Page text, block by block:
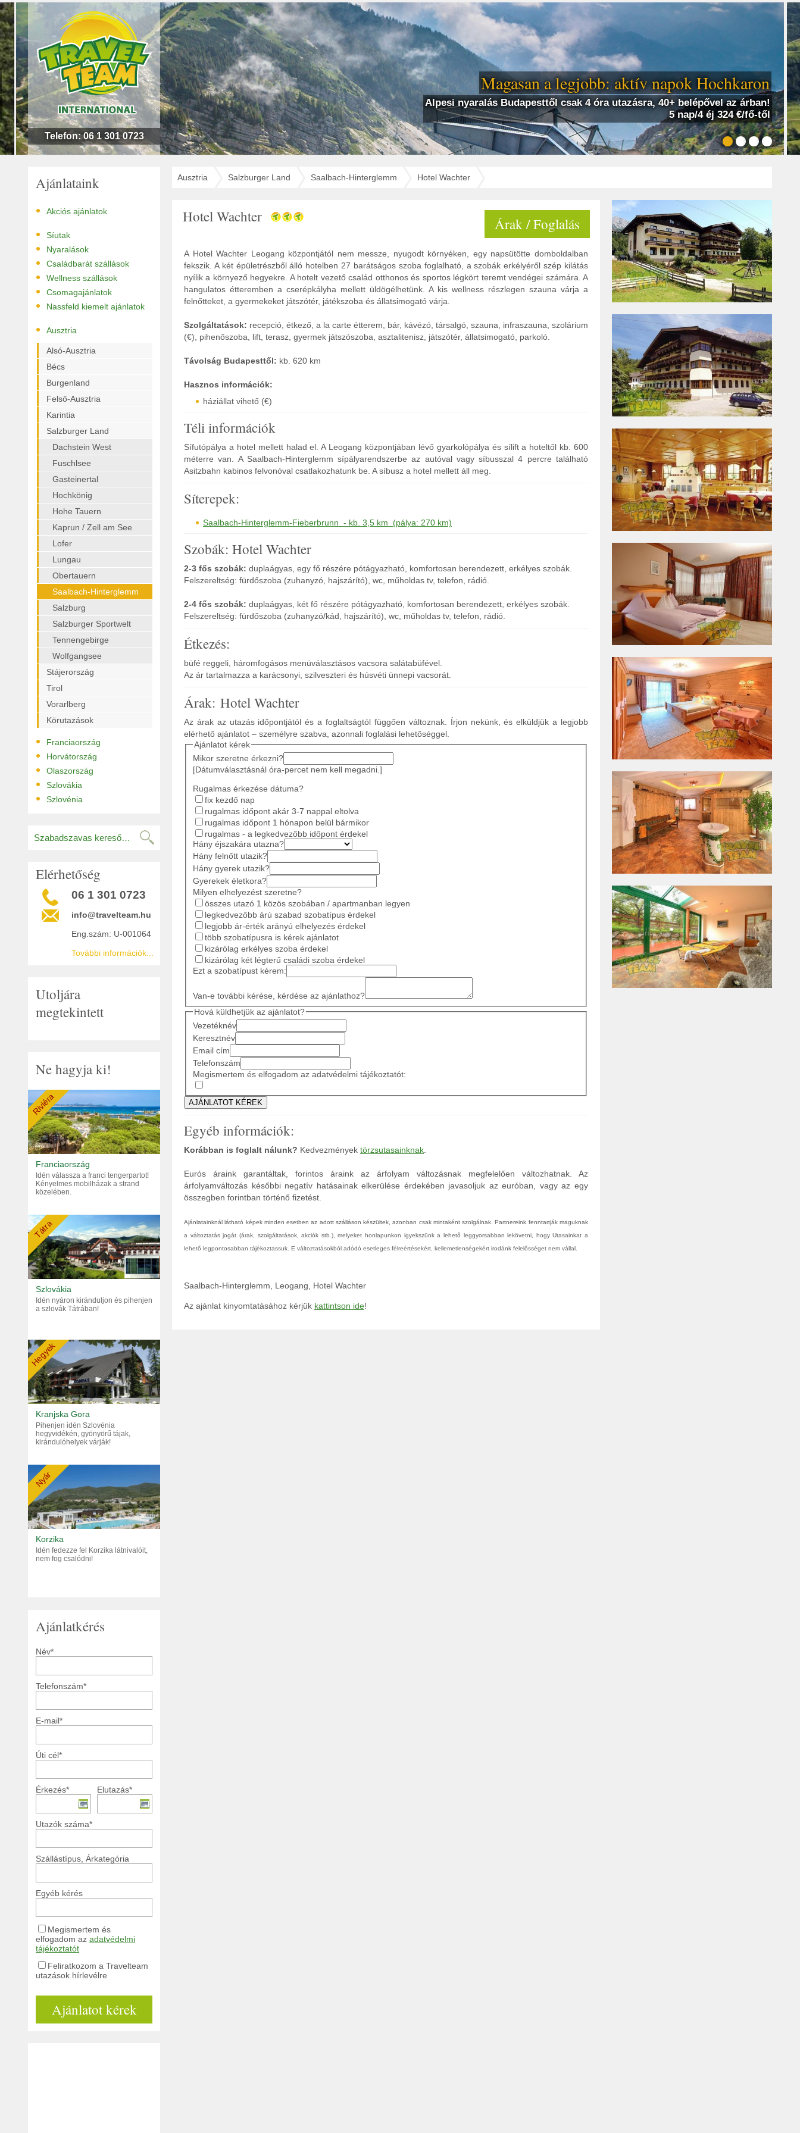
Magasan a legjobb: aktív napok Hochkaron
Alpesi nyaralás Budapesttől csak 4 óra utazásra, 40+ belépővel az árban!
5 nap/4 éj 324 €/fő-től
Telefon: 06 1 301 0723
Ajánlataink
• Akciós ajánlatok
• Síutak
• Nyaralások
• Családbarát szállások
• Wellness szállások
• Csomagajánlatok
• Nassfeld kiemelt ajánlatok
• Ausztria
Alsó-Ausztria
Bécs
Burgenland
Felső-Ausztria
Karintia
Salzburger Land
Dachstein West
Fuschlsee
Gasteinertal
Hochkönig
Hohe Tauern
Kaprun / Zell am See
Lofer
Lungau
Obertauern
Saalbach-Hinterglemm
Salzburg
Salzburger Sportwelt
Tennengebirge
Wolfgangsee
Stájerország
Tirol
Vorarlberg
Körutazások
• Franciaország
• Horvátország
• Olaszország
• Szlovákia
• Szlovénia
Elérhetőség
06 1 301 0723
info@travelteam.hu
Eng.szám: U-001064
További információk...
Utoljára
megtekintett
Ne hagyja ki!
Riviéra
Franciaország
Idén válassza a franci tengerpartot!
Kényelmes mobilházak a strand
közelében.
Tátra
Szlovákia
Idén nyáron kiránduljon és pihenjen
a szlovák Tátrában!
Hegyek
Kranjska Gora
Pihenjen idén Szlovénia
hegyvidékén, gyönyörű tájak,
kirándulóhelyek várják!
Nyár
Korzika
Idén fedezze fel Korzika látnivalóit,
nem fog csalódni!
Ajánlatkérés
Név*
Telefonszám*
E-mail*
Úti cél*
Érkezés* Elutazás*
Utazók száma*
Szállástípus, Árkategória
Egyéb kérés
Megismertem és
elfogadom az adatvédelmi
tájékoztatót
Feliratkozom a Travelteam
utazások hírlevélre
Ajánlatot kérek
Ausztria Salzburger Land Saalbach-Hinterglemm Hotel Wachter
Hotel Wachter Árak / Foglalás
A Hotel Wachter Leogang központjától nem messze, nyugodt környéken, egy napsütötte domboldalban
fekszik. A két épületrészből álló hotelben 27 barátságos szoba foglalható, a szobák erkélyéről szép kilátás
nyílik a környező hegyekre. A hotelt vezető család otthonos és sportos légkört teremt vendégei számára. A
hangulatos étteremben a cserépkályha mellett üldögélhetünk. A kis wellness részlegen szauna várja a
felnőtteket, a gyermekeket játszótér, játékszoba és állatsimogató várja.
Szolgáltatások: recepció, étkező, a la carte étterem, bár, kávézó, társalgó, szauna, infraszauna, szolárium
(€), pihenőszoba, lift, terasz, gyermek játszószoba, asztalitenisz, játszótér, állatsimogató, parkoló.
Távolság Budapesttől: kb. 620 km
Hasznos információk:
háziállat vihető (€)
Téli információk
Sífutópálya a hotel mellett halad el. A Leogang központjában lévő gyarkolópálya és sílift a hoteltől kb. 600
méterre van. A Saalbach-Hinterglemm sípályarendszerbe az autóval vagy síbusszal 4 percre található
Asitzbahn kabinos felvonóval csatlakozhatunk be. A síbusz a hotel mellett áll meg.
Síterepek:
Saalbach-Hinterglemm-Fieberbrunn - kb. 3,5 km (pálya: 270 km)
Szobák: Hotel Wachter
2-3 fős szobák: duplaágyas, egy fő részére pótágyazható, komfortosan berendezett, erkélyes szobák.
Felszereltség: fürdőszoba (zuhanyzó, hajszárító), wc, műholdas tv, telefon, rádió.
2-4 fős szobák: duplaágyas, két fő részére pótágyazható, komfortosan berendezett, erkélyes szobák.
Felszereltség: fürdőszoba (zuhanyzó/kád, hajszárító), wc, műholdas tv, telefon, rádió.
Étkezés:
büfé reggeli, háromfogásos menüválasztásos vacsora salátabüfével.
Az ár tartalmazza a karácsonyi, szilveszteri és húsvéti ünnepi vacsorát.
Árak: Hotel Wachter
Az árak az utazás időpontjától és a foglaltságtól függően változnak. Írjon nekünk, és elküldjük a legjobb
elérhető ajánlatot – személyre szabva, azonnali foglalási lehetőséggel.
Ajánlatot kérek
Mikor szeretne érkezni?
[Dátumválasztásnál óra-percet nem kell megadni.]
Rugalmas érkezése dátuma?
fix kezdő nap
rugalmas időpont akár 3-7 nappal eltolva
rugalmas időpont 1 hónapon belül bármikor
rugalmas - a legkedvezőbb időpont érdekel
Hány éjszakára utazna?
Hány felnőtt utazik?
Hány gyerek utazik?
Gyerekek életkora?
Milyen elhelyezést szeretne?
összes utazó 1 közös szobában / apartmanban legyen
legkedvezőbb árú szabad szobatípus érdekel
legjobb ár-érték arányú elhelyezés érdekel
több szobatípusra is kérek ajánlatot
kizárólag erkélyes szoba érdekel
kizárólag két légterű családi szoba érdekel
Ezt a szobatípust kérem:
Van-e további kérése, kérdése az ajánlathoz?
Hová küldhetjük az ajánlatot?
Vezetéknév
Keresztnév
Email cím
Telefonszám
Megismertem és elfogadom az adatvédelmi tájékoztatót:
Egyéb információk:
Korábban is foglalt nálunk? Kedvezmények törzsutasainknak.
Eurós áraink garantáltak, forintos áraink az árfolyam változásnak megfelelően változhatnak. Az
árfolyamváltozás későbbi negatív hatásainak elkerülése érdekében javasoljuk az euróban, vagy az egy
összegben forintban történő fizetést.
Ajánlatainknál látható képek minden esetben az adott szálláson készültek, azonban csak mintaként szolgálnak. Partnereink fenntartják maguknak
a változtatás jogát (árak, szolgáltatások, akciók stb.), melyeket honlapunkon igyekszünk a lehető leggyorsabban lekövetni, hogy Utasainkat a
lehető legpontosabban tájékoztassuk. E változtatásokból adódó esetleges félreértésekért, kellemetlenségekért irodánk felelősséget nem vállal.
Saalbach-Hinterglemm, Leogang, Hotel Wachter
Az ajánlat kinyomtatásához kérjük kattintson ide!